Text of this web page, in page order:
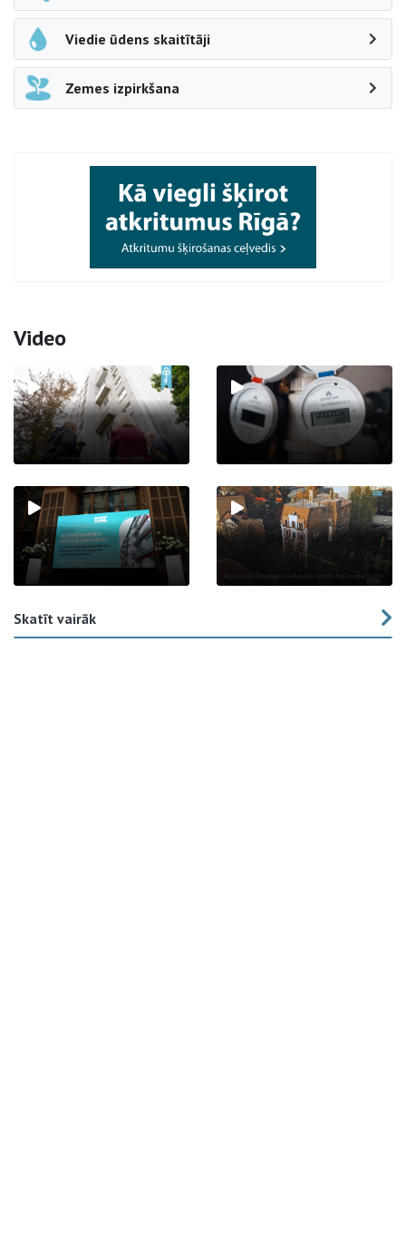
Viedie ūdens skaitītāji
Zemes izpirkšana
Video
Skatīt vairāk